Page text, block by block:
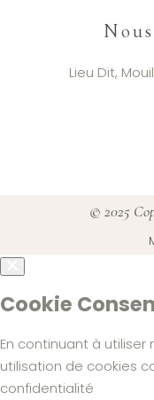
Lieu Dit,
© 2025